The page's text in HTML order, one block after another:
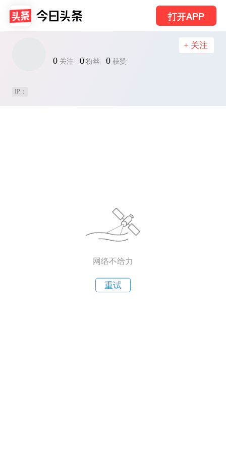
打开APP
0 关注 0 粉丝 0 获赞
+ 关注
IP：
网络不给力
重试